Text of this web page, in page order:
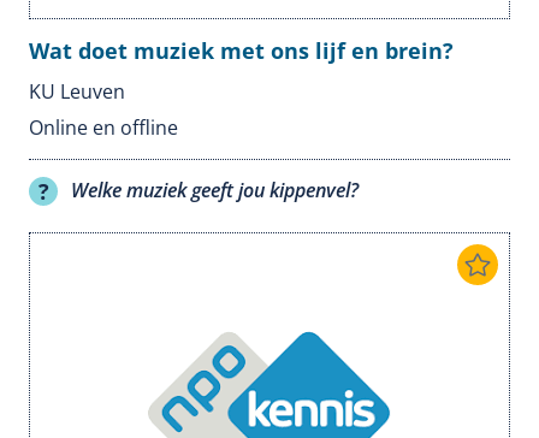
Wat doet muziek met ons lijf en brein?
KU Leuven
Online en offline
Welke muziek geeft jou kippenvel?